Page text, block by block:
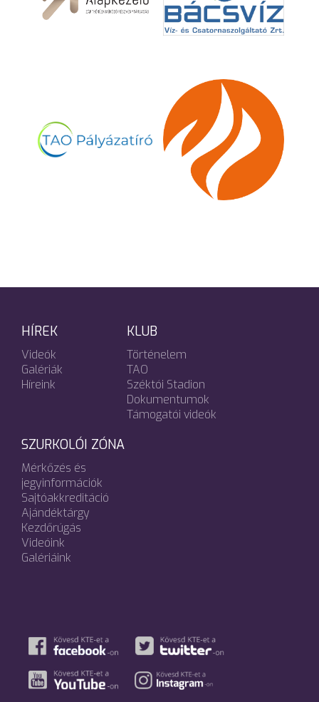
HÍREK
Videók
Galériák
Híreink
KLUB
Történelem
TAO
Széktói Stadion
Dokumentumok
Támogatói videók
SZURKOLÓI ZÓNA
Mérkőzés és
jegyinformációk
Sajtóakkreditáció
Ajándéktárgy
Kezdőrúgás
Videóink
Galériáink